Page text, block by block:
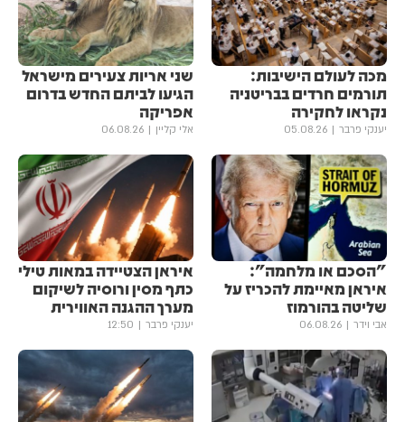
מכה לעולם הישיבות:
תורמים חרדים בבריטניה
נקראו לחקירה
יענקי פרבר 05.08.26
שני אריות צעירים מישראל
הגיעו לביתם החדש בדרום
אפריקה
אלי קליין 06.08.26
"הסכם או מלחמה":
איראן מאיימת להכריז על
שליטה בהורמוז
אבי וידר 06.08.26
איראן הצטיידה במאות טילי
כתף מסין ורוסיה לשיקום
מערך ההגנה האווירית
יענקי פרבר 12:50